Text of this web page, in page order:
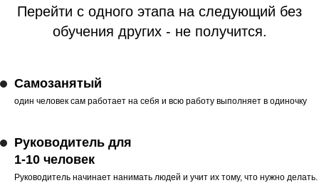
Перейти с одного этапа на следующий без
обучения других - не получится.
Самозанятый
один человек сам работает на себя и всю работу выполняет в одиночку
Руководитель для
1-10 человек
Руководитель начинает нанимать людей и учит их тому, что нужно делать.